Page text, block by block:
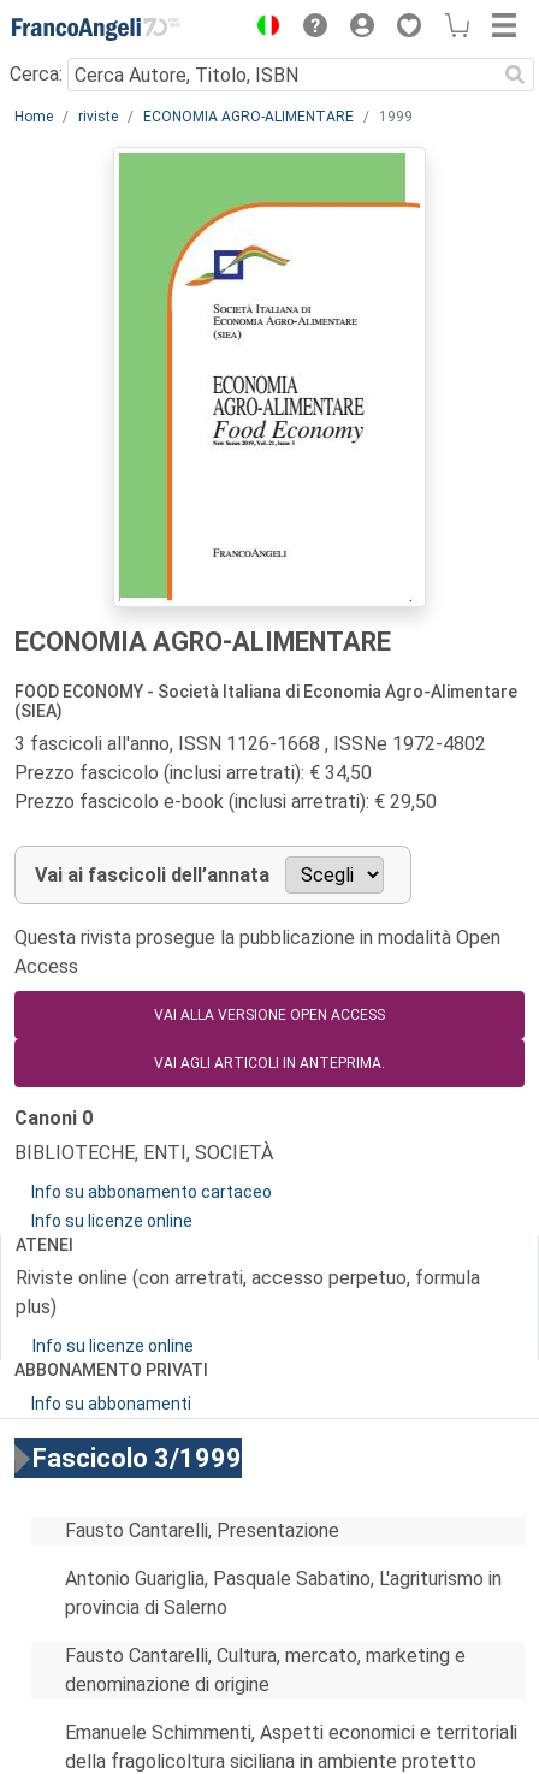
Menu
Cerca:
Main content
Home riviste ECONOMIA AGRO-ALIMENTARE 1999
ECONOMIA AGRO-ALIMENTARE
FOOD ECONOMY - Società Italiana di Economia Agro-Alimentare
(SIEA)
3 fascicoli all'anno, ISSN 1126-1668 , ISSNe 1972-4802
Prezzo fascicolo (inclusi arretrati): € 34,50
Prezzo fascicolo e-book (inclusi arretrati): € 29,50
Vai ai fascicoli dell’annata
Questa rivista prosegue la pubblicazione in modalità Open
Access
VAI ALLA VERSIONE OPEN ACCESS
VAI AGLI ARTICOLI IN ANTEPRIMA.
Canoni 0
BIBLIOTECHE, ENTI, SOCIETÀ
Info su abbonamento cartaceo
Info su licenze online
ATENEI
Riviste online (con arretrati, accesso perpetuo, formula
plus)
Info su licenze online
ABBONAMENTO PRIVATI
Info su abbonamenti
Fascicolo 3/1999
Fausto Cantarelli, Presentazione
Antonio Guariglia, Pasquale Sabatino, L'agriturismo in
provincia di Salerno
Fausto Cantarelli, Cultura, mercato, marketing e
denominazione di origine
Emanuele Schimmenti, Aspetti economici e territoriali
della fragolicoltura siciliana in ambiente protetto